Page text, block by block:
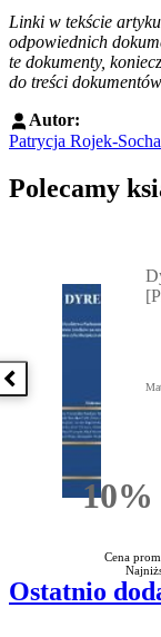
Linki w tekście
odpowiednich
te dokumenty,
do treści
Autor:
Patrycja Rojek-Socha
Polecamy
Poprzednia książka
10%
Cena
Ostatnio